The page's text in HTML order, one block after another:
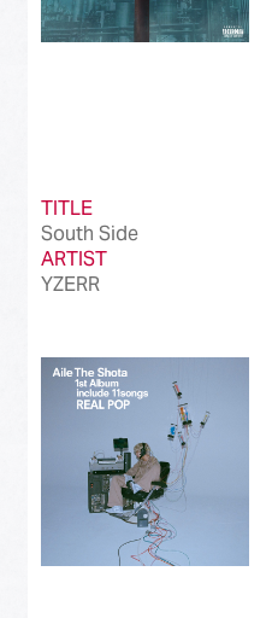
TITLE
South Side
ARTIST
YZERR